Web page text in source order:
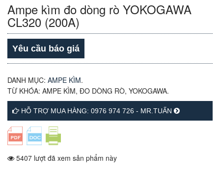
Ampe kìm đo dòng rò YOKOGAWA
CL320 (200A)
Yêu cầu báo giá
DANH MỤC: AMPE KÌM.
TỪ KHÓA: AMPE KÌM, ĐO DÒNG RÒ, YOKOGAWA.
HỖ TRỢ MUA HÀNG: 0976 974 726 - MR.TUẤN
5407 lượt đã xem sản phẩm này